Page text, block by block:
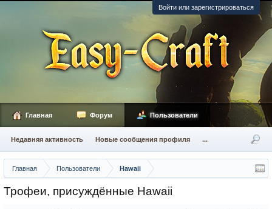
Войти или зарегистрироваться
Главная Пользователи Hawaii
Трофеи, присуждённые Hawaii
Главная Форум Пользователи
Недавняя активность Новые сообщения профиля ...